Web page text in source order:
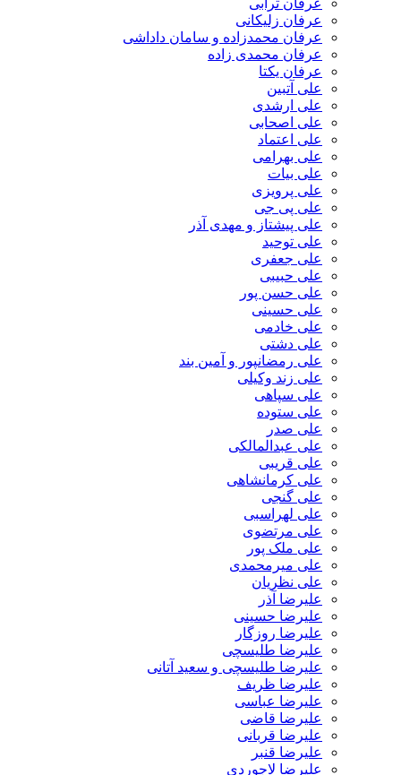
عرفان ترابی
عرفان زلیکانی
عرفان محمدزاده و سامان داداشی
عرفان محمدی زاده
عرفان یکتا
علی آتبین
علی ارشدی
علی اصحابی
علی اعتماد
علی بهرامی
علی بیات
علی پرویزی
علی پی جی
علی پیشتاز و مهدی آذر
علی توحید
علی جعفری
علی حبیبی
علی حسن پور
علی حسینی
علی خادمی
علی دشتی
علی رمضانپور و آمین بند
علی زند وکیلی
علی سپاهی
علی ستوده
علی صدر
علی عبدالمالکی
علی قریبی
علی کرمانشاهی
علی گنجی
علی لهراسبی
علی مرتضوی
علی ملک پور
علی میرمحمدی
علی نظریان
علیرضا آذر
علیرضا حسینی
علیرضا روزگار
علیرضا طلیسچی
علیرضا طلیسچی و سعید آتانی
علیرضا ظریف
علیرضا عباسی
علیرضا قاضی
علیرضا قربانی
علیرضا قنبر
علیرضا لاجوردی